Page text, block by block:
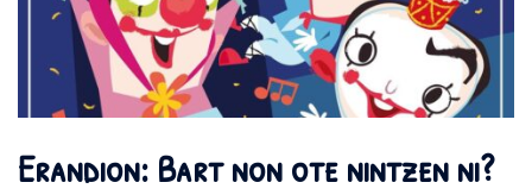
Erandion: Bart non ote nintzen ni?